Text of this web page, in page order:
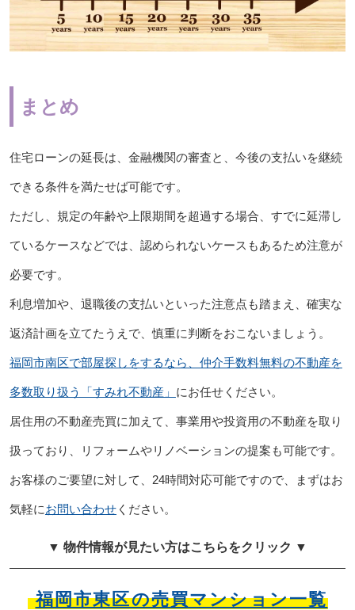
まとめ
住宅ローンの延長は、金融機関の審査と、今後の支払いを継続
できる条件を満たせば可能です。
ただし、規定の年齢や上限期間を超過する場合、すでに延滞し
ているケースなどでは、認められないケースもあるため注意が
必要です。
利息増加や、退職後の支払いといった注意点も踏まえ、確実な
返済計画を立てたうえで、慎重に判断をおこないましょう。
福岡市南区で部屋探しをするなら、仲介手数料無料の不動産を
多数取り扱う「すみれ不動産」 にお任せください。
居住用の不動産売買に加えて、事業用や投資用の不動産を取り
扱っており、リフォームやリノベーションの提案も可能です。
お客様のご要望に対して、24時間対応可能ですので、まずはお
気軽にお問い合わせください。
▼ 物件情報が見たい方はこちらをクリック ▼
福岡市東区の売買マンション一覧